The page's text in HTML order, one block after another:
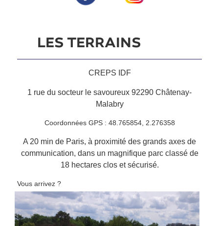
LES TERRAINS
CREPS IDF
1 rue du socteur le savoureux 92290 Châtenay-
Malabry
Coordonnées GPS : 48.765854, 2.276358
A 20 min de Paris, à proximité des grands axes de
communication, dans un magnifique parc classé de
18 hectares clos et sécurisé.
Vous arrivez ?